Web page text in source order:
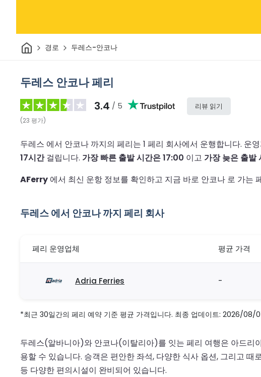
집 경로 두레스-안코나
두레스 안코나 페리
3.4 / 5
(23 평가)
리뷰 읽기
두레스 에서 안코나 까지의 페리는 1 페리 회사에서 운행합니다. 운
17시간걸립니다. 가장 빠른 출발 시간은 17:00 이고 가장 늦은 출발
AFerry 에서 최신 운항 정보를 확인하고 지금 바로 안코나 로 가는
두레스 에서 안코나 까지 페리 회사
페리 운영업체 평균 가격
Adria Ferries -
*최근 30일간의 페리 예약 기준 평균 가격입니다. 최종 업데이트: 2026/08/
두레스(알바니아)와 안코나(이탈리아)를 잇는 페리 여행은 아드리
용할 수 있습니다. 승객은 편안한 좌석, 다양한 식사 옵션, 그리고
등 다양한 편의시설이 완비되어 있습니다.